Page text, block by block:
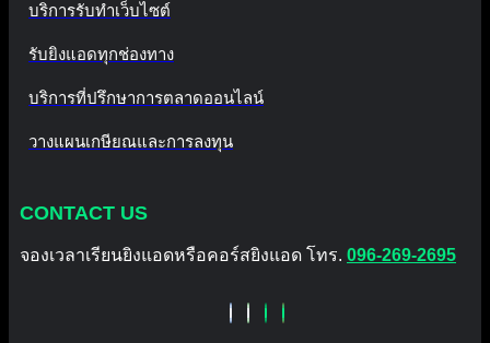
บริการรับทำเว็บไซต์
รับยิงแอดทุกช่องทาง
บริการที่ปรึกษาการตลาดออนไลน์
วางแผนเกษียณและการลงทุน
CONTACT US
จองเวลาเรียนยิงแอดหรือคอร์สยิงแอด โทร. 096-269-2695